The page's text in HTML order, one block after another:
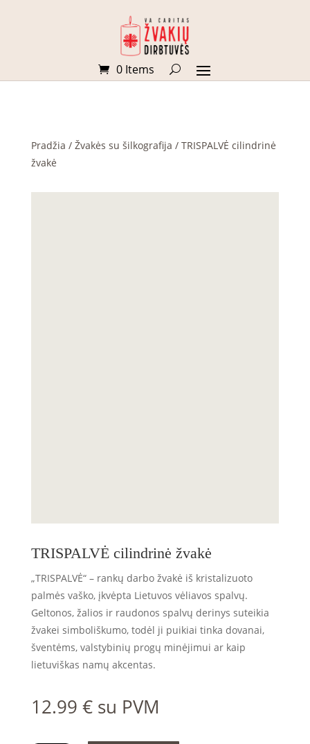
0 Items
Pradžia / Žvakės su šilkografija / TRISPALVĖ cilindrinė
žvakė
TRISPALVĖ cilindrinė žvakė
„TRISPALVĖ“ – rankų darbo žvakė iš kristalizuoto
palmės vaško, įkvėpta Lietuvos vėliavos spalvų.
Geltonos, žalios ir raudonos spalvų derinys suteikia
žvakei simboliškumo, todėl ji puikiai tinka dovanai,
šventėms, valstybinių progų minėjimui ar kaip
lietuviškas namų akcentas.
12.99 € su PVM